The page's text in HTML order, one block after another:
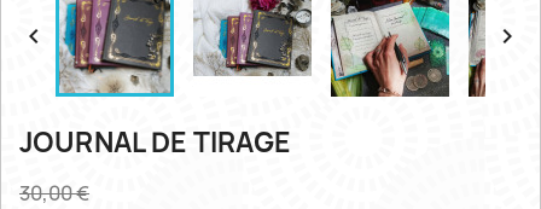
 
JOURNAL DE TIRAGE
30,00 €